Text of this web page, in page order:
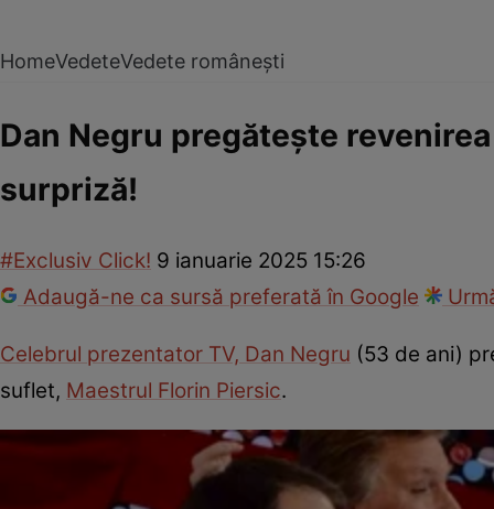
HomeVedeteVedete românești
Dan Negru pregătește
surpriză!
#Exclusiv Click! 9 ianuarie 2025 15:26
Adaugă-ne ca sursă preferată în Google
Celebrul prezentator TV, Dan Negru (53 de ani)
suflet, Maestrul Florin Piersic.